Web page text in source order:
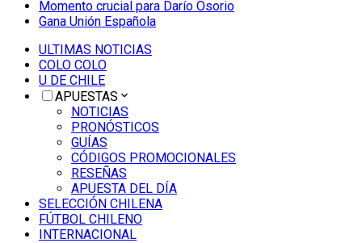
Momento crucial para Darío Osorio
Gana Unión Española
ULTIMAS NOTICIAS
COLO COLO
U DE CHILE
APUESTAS
NOTICIAS
PRONÓSTICOS
GUÍAS
CÓDIGOS PROMOCIONALES
RESEÑAS
APUESTA DEL DÍA
SELECCIÓN CHILENA
FÚTBOL CHILENO
INTERNACIONAL